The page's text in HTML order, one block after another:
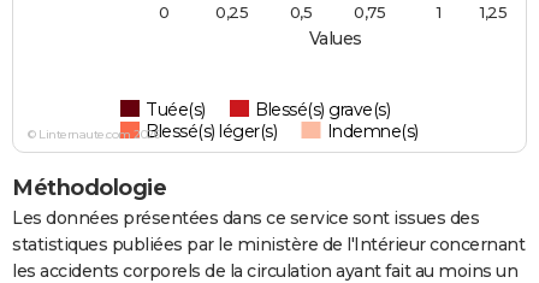
Values
Tuée(s)
Blessé(s) grave(s)
Blessé(s) léger(s)
Indemne(s)
0 1
0,25 0,5 0,75 1,25
© Linternaute.com 2026
Méthodologie
Les données présentées dans ce service sont issues des
statistiques publiées par le ministère de l'Intérieur concernant
les accidents corporels de la circulation ayant fait au moins un